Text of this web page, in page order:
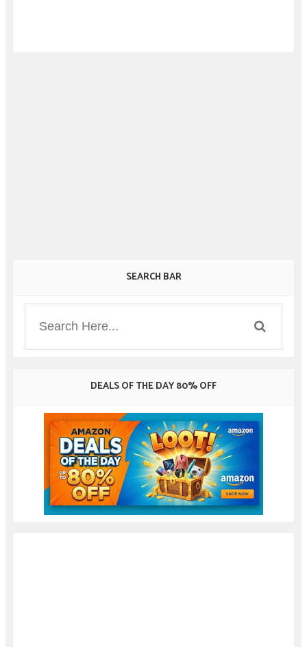
SEARCH BAR
DEALS OF THE DAY 80% OFF